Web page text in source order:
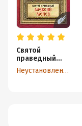
Святой
праведный
Алексий МечевНеустановленный автор